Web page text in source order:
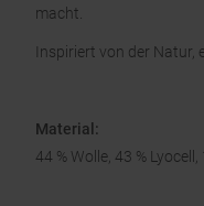
macht.
Inspiriert von der Natur,
Material:
44 % Wolle, 43 %